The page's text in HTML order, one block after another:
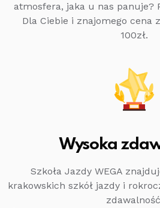
atmosfera, jaka u nas panuje?
Dla Ciebie i znajomego cena
100zł.
Wysoka
Szkoła Jazdy WEGA
krakowskich szkół jazdy i